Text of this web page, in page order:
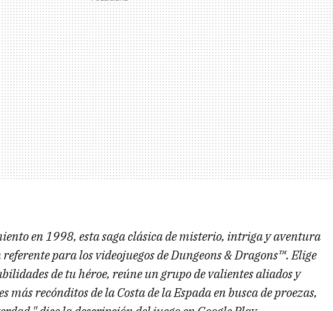
en 1998, esta saga clásica de misterio, intriga y aventura
para los videojuegos de Dungeons & Dragons™. Elige
de tu héroe, reúne un grupo de valientes aliados y
más recónditos de la Costa de la Espada en busca de proezas,